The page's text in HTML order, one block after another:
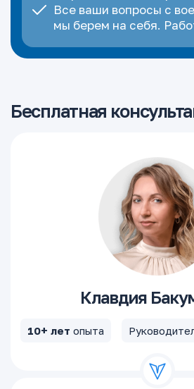
Все ваши вопросы с
мы берем на себя.
Бесплатная
Клавдия
10+ лет опыта